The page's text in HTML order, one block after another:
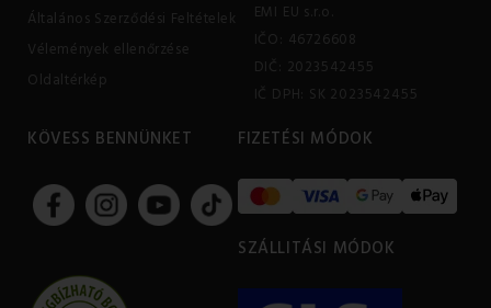
Általános Szerződési Feltételek
Vélemények ellenőrzése
Oldaltérkép
EMI EU s.r.o.
IČO: 46726608
DIČ: 2023542455
IČ DPH: SK 2023542455
KÖVESS BENNÜNKET FIZETÉSI MÓDOK
SZÁLLITÁSI MÓDOK